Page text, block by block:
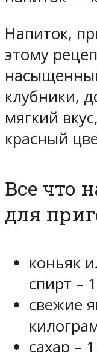
Напиток,
этому
клубники,
мягкий
красный
Все что
для
коньяк
спирт –
свежие
сахар –